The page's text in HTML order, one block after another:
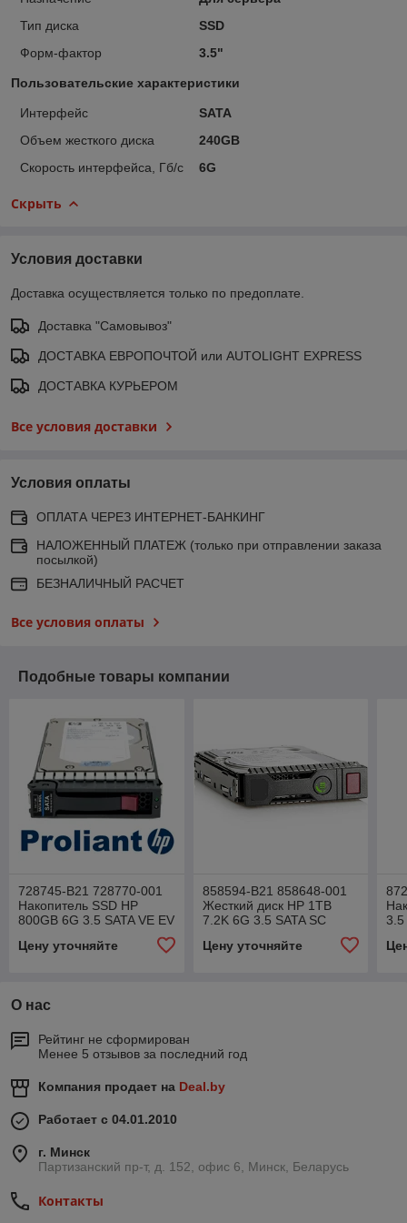
Тип диска
SSD
Форм-фактор
3.5"
Пользовательские характеристики
Интерфейс
SATA
Объем жесткого диска
240GB
Скорость интерфейса, Гб/с
6G
Скрыть
Условия доставки
Доставка осуществляется только по предоплате.
Доставка "Самовывоз"
ДОСТАВКА ЕВРОПОЧТОЙ или AUTOLIGHT EXPRESS
ДОСТАВКА КУРЬЕРОМ
Все условия доставки
Условия оплаты
ОПЛАТА ЧЕРЕЗ ИНТЕРНЕТ-БАНКИНГ
НАЛОЖЕННЫЙ ПЛАТЕЖ (только при отправлении заказа
посылкой)
БЕЗНАЛИЧНЫЙ РАСЧЕТ
Все условия оплаты
Подобные товары компании
728745-B21 728770-001
Накопитель SSD HP
800GB 6G 3.5 SATA VE EV
Цену уточняйте
858594-B21 858648-001
Жесткий диск HP 1TB
7.2K 6G 3.5 SATA SC
Цену уточняйте
3.5
О нас
Рейтинг не сформирован
Менее 5 отзывов за последний год
Компания продает на Deal.by
Работает с 04.01.2010
г. Минск
Партизанский пр-т, д. 152, офис 6, Минск, Беларусь
Контакты